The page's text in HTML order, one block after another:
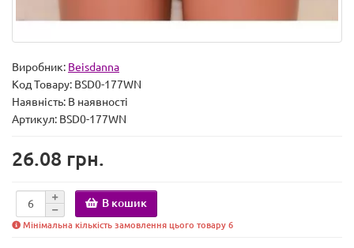
Виробник: Beisdanna
Код Товару: BSD0-177WN
Наявність: В наявності
Артикул: BSD0-177WN
26.08 грн.
В кошик
Мінімальна кількість замовлення цього товару 6